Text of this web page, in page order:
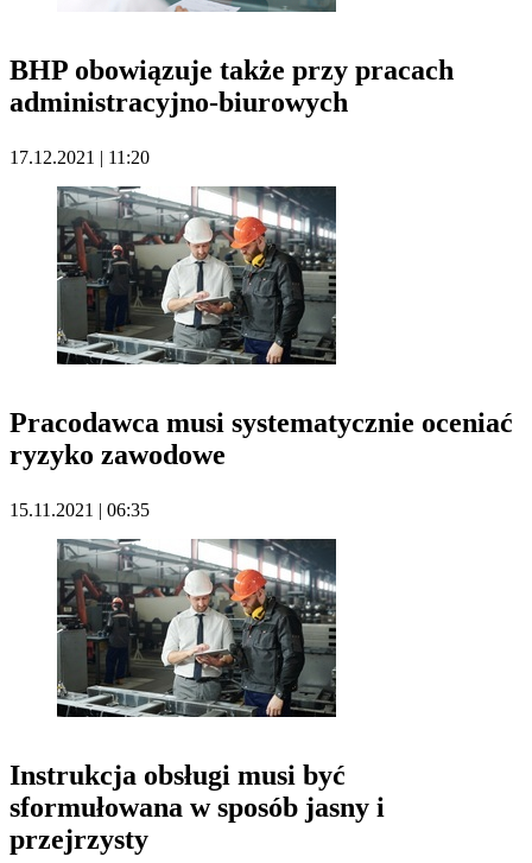
BHP obowiązuje także przy pracach
administracyjno-biurowych
17.12.2021 | 11:20
Pracodawca musi systematycznie oceniać
ryzyko zawodowe
15.11.2021 | 06:35
Instrukcja obsługi musi być
sformułowana w sposób jasny i
przejrzysty